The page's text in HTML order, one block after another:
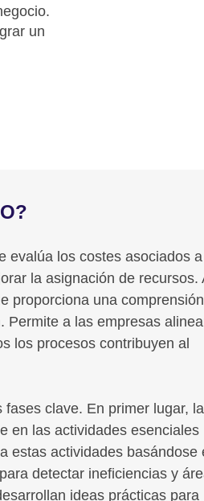
un
evalúa los costes asociados a
la asignación de recursos.
proporciona una comprensión
Permite a las empresas
los procesos contribuyen al
clave. En primer lugar,
en las actividades esenciales
estas actividades basándose
detectar ineficiencias y
ideas prácticas para